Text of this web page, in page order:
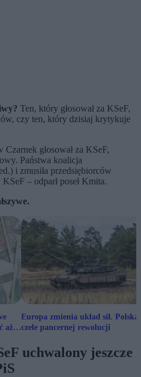
Ten, który głosował za KSeF,
czy ten, który dzisiaj krytykuje
Czarnek głosował za KSeF,
Państwa koalicja
i zmusiła przedsiębiorców
– odparł poseł Kmita.
aż
Europa zmienia układ sił. Polska
czele pancernej rewolucji
uchwalony jeszcze